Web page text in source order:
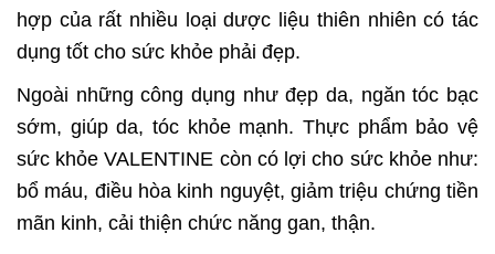
hợp của rất nhiều loại dược liệu thiên nhiên có tác
dụng tốt cho sức khỏe phải đẹp.
Ngoài những công dụng như đẹp da, ngăn tóc bạc
sớm, giúp da, tóc khỏe mạnh. Thực phẩm bảo vệ
sức khỏe VALENTINE còn có lợi cho sức khỏe như:
bổ máu, điều hòa kinh nguyệt, giảm triệu chứng tiền
mãn kinh, cải thiện chức năng gan, thận.